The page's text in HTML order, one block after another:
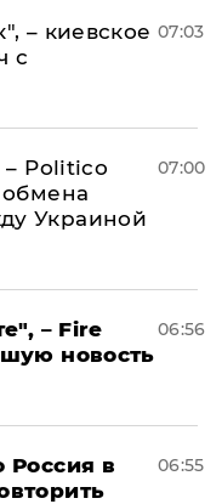
– киевское
с
07:03
– Politico
обмена
Украиной
07:00
– Fire
новость
06:56
Россия в
06:55